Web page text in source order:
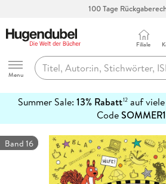
Hugendubel
Menu
Filiale
Summer Sale: 13% Rabatt12auf
Code
erfahren
Band 16